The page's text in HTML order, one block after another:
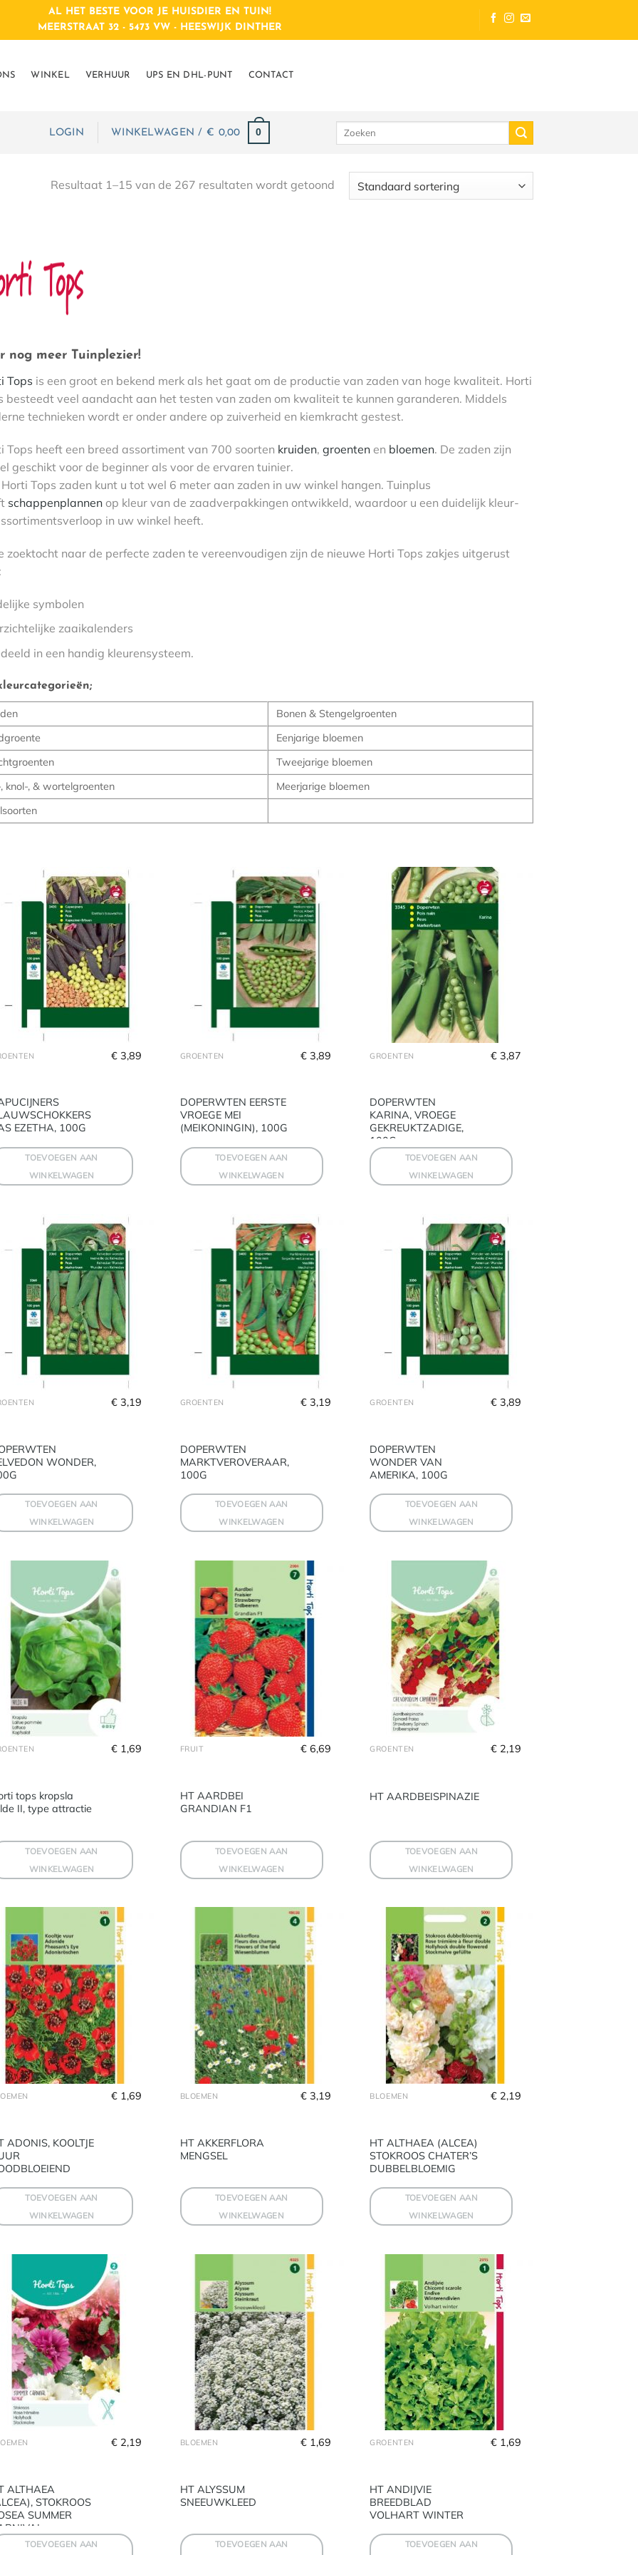
AL HET BESTE VOOR JE HUISDIER EN TUIN!
MEERSTRAAT 32 - 5473 VW - HEESWIJK DINTHER
WINKEL VERHUUR UPS EN DHL-PUNT CONTACT
LOGIN WINKELWAGEN / € 0,00 0
Zoeken
Resultaat 1–15 van de 267 resultaten wordt getoond
nog meer Tuinplezier!
Tops is een groot en bekend merk als het gaat om de productie van zaden van hoge kwaliteit. Horti
besteedt veel aandacht aan het testen van zaden om kwaliteit te kunnen garanderen. Middels
technieken wordt er onder andere op zuiverheid en kiemkracht gestest.
Tops heeft een breed assortiment van 700 soorten kruiden, groenten en bloemen. De zaden zijn
geschikt voor de beginner als voor de ervaren tuinier.
Tops zaden kunt u tot wel 6 meter aan zaden in uw winkel hangen. Tuinplus
schappenplannen op kleur van de zaadverpakkingen ontwikkeld, waardoor u een duidelijk kleur-
in uw winkel heeft.
zoektocht naar de perfecte zaden te vereenvoudigen zijn de nieuwe Horti Tops zakjes uitgerust
symbolen
zaaikalenders
in een handig kleurensysteem.
Bonen & Stengelgroenten
Eenjarige bloemen
Tweejarige bloemen
knol-, & wortelgroenten
Meerjarige bloemen
EZETHA, 100G
€ 3,89
TOEVOEGEN AAN
WINKELWAGEN
GROENTEN
DOPERWTEN EERSTE
VROEGE MEI
(MEIKONINGIN), 100G
€ 3,89
TOEVOEGEN AAN
WINKELWAGEN
GROENTEN
DOPERWTEN
KARINA, VROEGE
GEKREUKTZADIGE,
100G
€ 3,87
TOEVOEGEN AAN
WINKELWAGEN
WONDER,
€ 3,19
TOEVOEGEN AAN
WINKELWAGEN
GROENTEN
DOPERWTEN
MARKTVEROVERAAR,
100G
€ 3,19
TOEVOEGEN AAN
WINKELWAGEN
GROENTEN
DOPERWTEN
WONDER VAN
AMERIKA, 100G
€ 3,89
TOEVOEGEN AAN
WINKELWAGEN
tops kropsla
II, type attractie
€ 1,69
TOEVOEGEN AAN
WINKELWAGEN
FRUIT
HT AARDBEI
GRANDIAN F1
€ 6,69
TOEVOEGEN AAN
WINKELWAGEN
GROENTEN
HT AARDBEISPINAZIE
€ 2,19
TOEVOEGEN AAN
WINKELWAGEN
ADONIS, KOOLTJE
€ 1,69
TOEVOEGEN AAN
WINKELWAGEN
BLOEMEN
HT AKKERFLORA
MENGSEL
€ 3,19
TOEVOEGEN AAN
WINKELWAGEN
BLOEMEN
HT ALTHAEA (ALCEA)
STOKROOS CHATER’S
DUBBELBLOEMIG
€ 2,19
TOEVOEGEN AAN
WINKELWAGEN
ALTHAEA
STOKROOS
SUMMER
€ 2,19
TOEVOEGEN AAN
BLOEMEN
HT ALYSSUM
SNEEUWKLEED
€ 1,69
TOEVOEGEN AAN
GROENTEN
HT ANDIJVIE
BREEDBLAD
VOLHART WINTER
€ 1,69
TOEVOEGEN AAN